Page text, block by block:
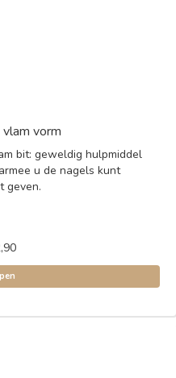
vorm
bit: geweldig hulpmiddel
u de nagels kunt
geven.